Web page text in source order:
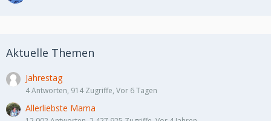
Aktuelle Themen
Jahrestag
4 Antworten, 914 Zugriffe, Vor 6 Tagen
Allerliebste Mama